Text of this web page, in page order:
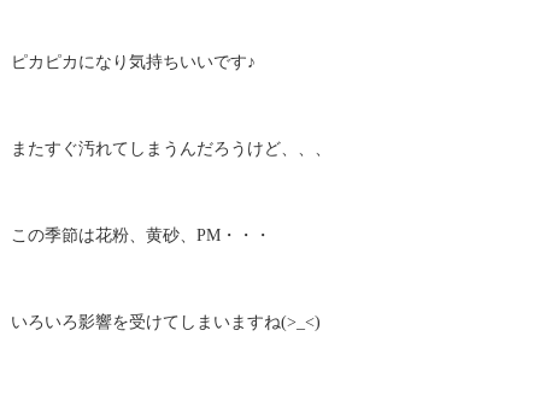
ピカピカになり気持ちいいです♪
またすぐ汚れてしまうんだろうけど、、、
この季節は花粉、黄砂、PM・・・
いろいろ影響を受けてしまいますね(>_<)